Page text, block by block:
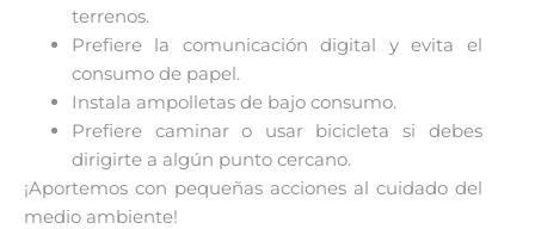
terrenos.
Prefiere la comunicación digital y evita el
consumo de papel.
Instala ampolletas de bajo consumo.
Prefiere caminar o usar bicicleta si debes
dirigirte a algún punto cercano.
¡Aportemos con pequeñas acciones al cuidado del
medio ambiente!